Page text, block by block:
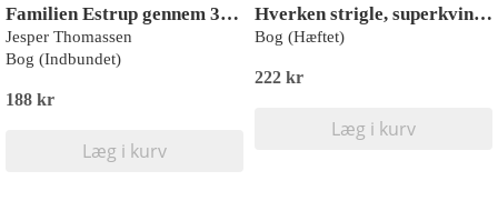
Familien Estrup gennem 300 år - 1705-2002, rytterbonde i Estrup, Øster Hornum sogn, Christen Poulsens efterslægt i mandslinjerne, med tillæg: hospitalsforstander Laurits Carl Constantin Estrups efterkommere, konseilspræsident Jacob Brønnum Scavenius Estru
Jesper Thomassen
Bog (Indbundet)
188 kr
Læg i kurv
Hverken strigle, superkvinde eller professorens pige
Bog (Hæftet)
222 kr
Læg i kurv